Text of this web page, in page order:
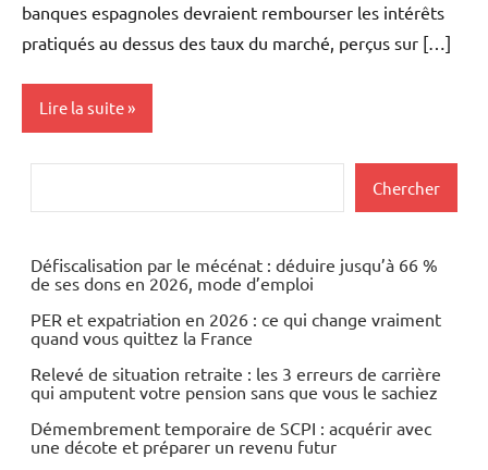
banques espagnoles devraient rembourser les intérêts
pratiqués au dessus des taux du marché, perçus sur […]
Lire la suite
Banques
Banques/Assurances
Immobilier
Chercher
Défiscalisation par le mécénat : déduire jusqu’à 66 %
de ses dons en 2026, mode d’emploi
PER et expatriation en 2026 : ce qui change vraiment
quand vous quittez la France
Relevé de situation retraite : les 3 erreurs de carrière
qui amputent votre pension sans que vous le sachiez
Démembrement temporaire de SCPI : acquérir avec
une décote et préparer un revenu futur